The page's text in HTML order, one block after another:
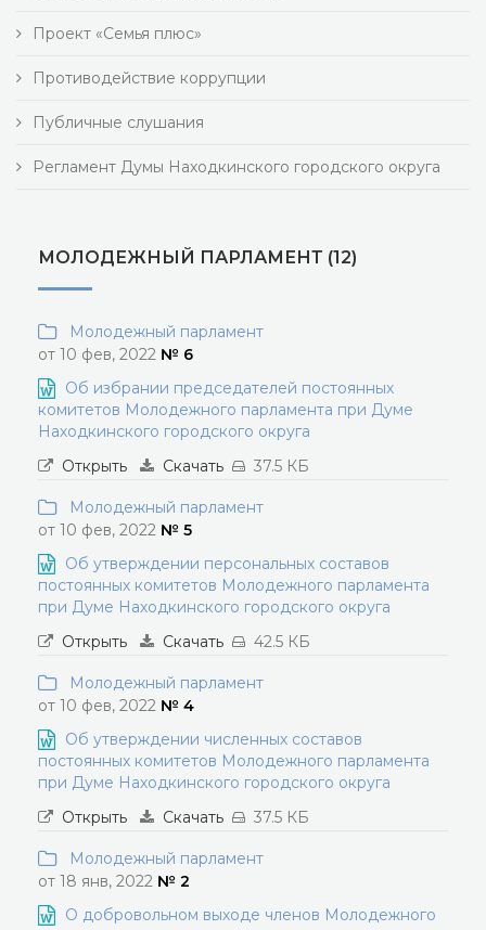
Проект «Семья плюс»
Противодействие коррупции
Публичные слушания
Регламент Думы Находкинского городского округа
МОЛОДЕЖНЫЙ ПАРЛАМЕНТ (12)
Молодежный парламент
от 10 фев, 2022 № 6
Об избрании председателей постоянных
комитетов Молодежного парламента при Думе
Находкинского городского округа
Открыть
Скачать 37.5 КБ
Молодежный парламент
от 10 фев, 2022 № 5
Об утверждении персональных составов
постоянных комитетов Молодежного парламента
при Думе Находкинского городского округа
Открыть
Скачать 42.5 КБ
Молодежный парламент
от 10 фев, 2022 № 4
Об утверждении численных составов
постоянных комитетов Молодежного парламента
при Думе Находкинского городского округа
Открыть
Скачать 37.5 КБ
Молодежный парламент
от 18 янв, 2022 № 2
О добровольном выходе членов Молодежного